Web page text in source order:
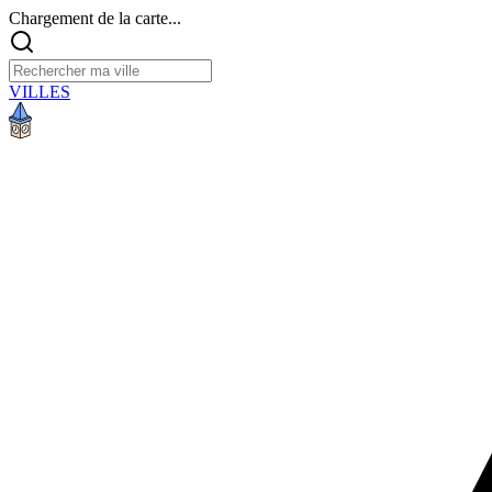
Chargement de la carte...
VILLES